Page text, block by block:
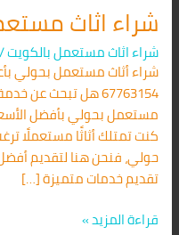
شراء اثاث
شراء اثاث مستعمل بالكويت/
شراء أثاث مستعمل بحولي
67763154 هل تبحث
مستعمل بحولي بأفضل
كنت تمتلك أثاثًا مستعملًا
حولي، فنحن هنا لتقديم
تقديم خدمات متميزة […]
قراءة المزيد »